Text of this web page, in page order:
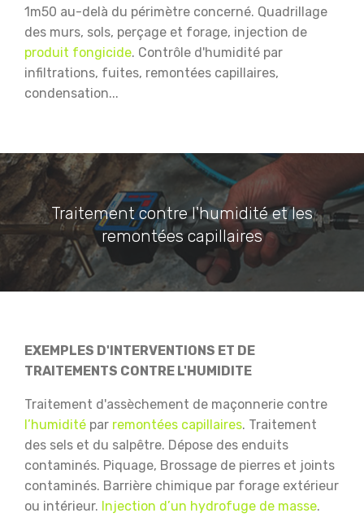
1m50 au-delà du périmètre concerné. Quadrillage
des murs, sols, perçage et forage, injection de
produit fongicide. Contrôle d'humidité par
infiltrations, fuites, remontées capillaires,
condensation...
Traitement contre l'humidité et les
remontées capillaires
EXEMPLES D'INTERVENTIONS ET DE
TRAITEMENTS CONTRE L'HUMIDITE
Traitement d'assèchement de maçonnerie contre
l’humidité par remontées capillaires. Traitement
des sels et du salpêtre. Dépose des enduits
contaminés. Piquage, Brossage de pierres et joints
contaminés. Barrière chimique par forage extérieur
ou intérieur. Injection d’un hydrofuge de masse.